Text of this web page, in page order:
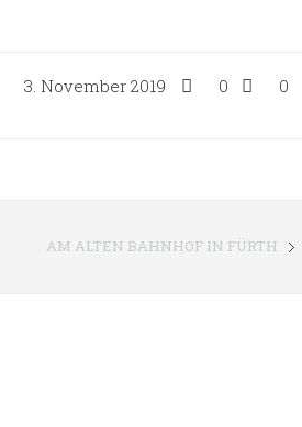
3. November 2019 0 0
AM ALTEN BAHNHOF IN FÜRTH